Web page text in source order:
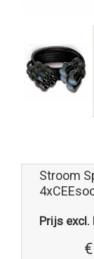
Stroom
Prijs excl.